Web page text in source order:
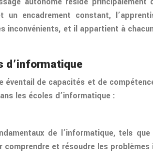
encadrement constant,
inconvénients, et il appartient à
d’informatique
de capacités et de
les écoles d’informatique :
de l’informatique, tels
et résoudre les